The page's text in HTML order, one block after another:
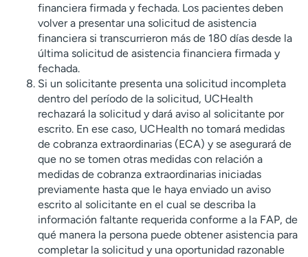
financiera firmada y fechada. Los pacientes deben
volver a presentar una solicitud de asistencia
financiera si transcurrieron más de 180 días desde la
última solicitud de asistencia financiera firmada y
fechada.
Si un solicitante presenta una solicitud incompleta
dentro del período de la solicitud, UCHealth
rechazará la solicitud y dará aviso al solicitante por
escrito. En ese caso, UCHealth no tomará medidas
de cobranza extraordinarias (ECA) y se asegurará de
que no se tomen otras medidas con relación a
medidas de cobranza extraordinarias iniciadas
previamente hasta que le haya enviado un aviso
escrito al solicitante en el cual se describa la
información faltante requerida conforme a la FAP, de
qué manera la persona puede obtener asistencia para
completar la solicitud y una oportunidad razonable